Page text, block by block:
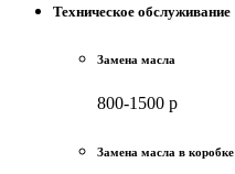
Техническое обслуживание
Замена масла
800-1500 р
Замена масла в коробке